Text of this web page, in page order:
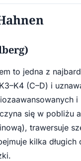
to jedna z
(C–D) i
i
się w pobliżu
trawersuje
kilka